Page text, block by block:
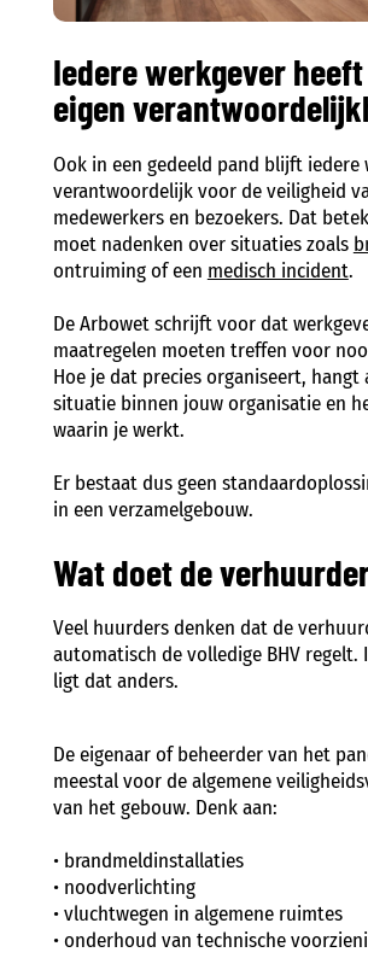
Iedere werkgever
eigen
Ook in een gedeeld pand blijft iedere
verantwoordelijk voor de veiligheid
medewerkers en bezoekers. Dat
moet nadenken over situaties zoals
ontruiming of een medisch incident.
De Arbowet schrijft voor dat
maatregelen moeten treffen voor
Hoe je dat precies organiseert, hangt
situatie binnen jouw organisatie en
waarin je werkt.
Er bestaat dus geen
in een verzamelgebouw.
Wat doet de
Veel huurders denken dat de
automatisch de volledige BHV regelt.
ligt dat anders.
De eigenaar of beheerder van het
meestal voor de algemene
van het gebouw. Denk aan:
• brandmeldinstallaties
• noodverlichting
• vluchtwegen in algemene ruimtes
• onderhoud van technische